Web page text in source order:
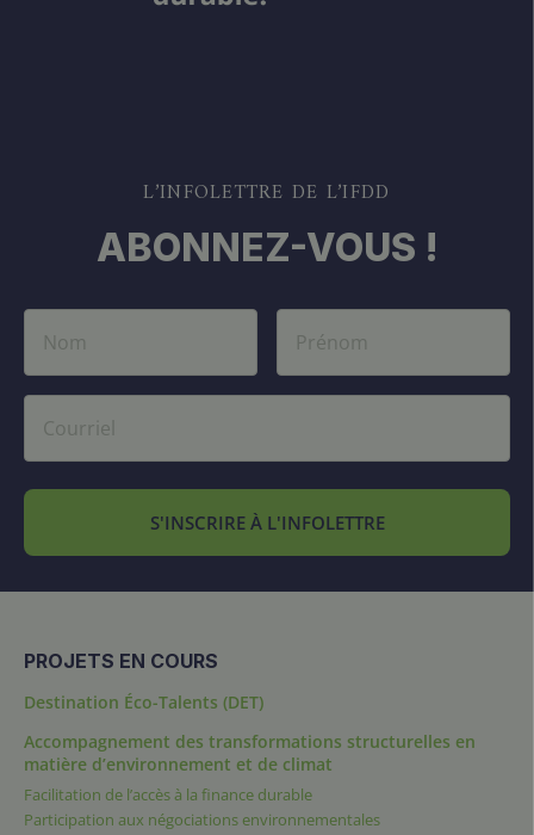
L’INFOLETTRE DE L’IFDD
ABONNEZ-VOUS !
S'INSCRIRE À L'INFOLETTRE
PROJETS EN COURS
Destination Éco-Talents (DET)
Accompagnement des transformations structurelles en
matière d’environnement et de climat
Facilitation de l’accès à la finance durable
Participation aux négociations environnementales